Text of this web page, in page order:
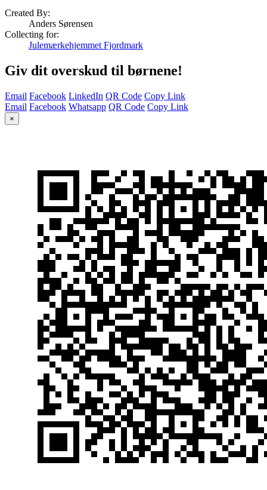
Created By:
Anders Sørensen
Collecting for:
Julemærkehjemmet Fjordmark
Giv dit overskud til børnene!
Email Facebook LinkedIn QR Code Copy Link
Email Facebook Whatsapp QR Code Copy Link
×